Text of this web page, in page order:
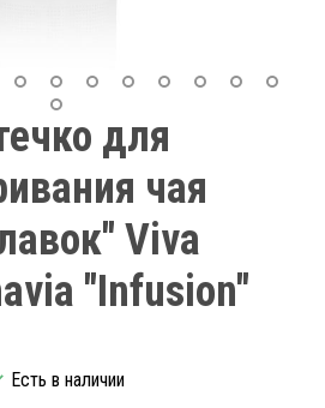
для
чая
Viva
"Infusion"
Есть в наличии